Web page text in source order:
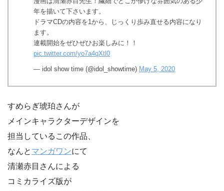
年を描いて下さいます。
ドラマCDの内容を1から、じっくり歩み直せる内容になり
ます。
連載開始をぜひぜひお楽しみに！！
pic.twitter.com/yo7a4qXtl0
— idol show time (@idol_showtime) May 5, 2020
すめらぎ琥珀さんが
メインキャラクターデザインを
担当しているこの作品、
なんと マンガワンにて
清瀬赤目さんによる
コミカライズ版が